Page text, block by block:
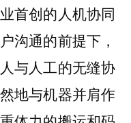
首创的人机协同
沟通的前提下，
与人工的无缝协
地与机器并肩作